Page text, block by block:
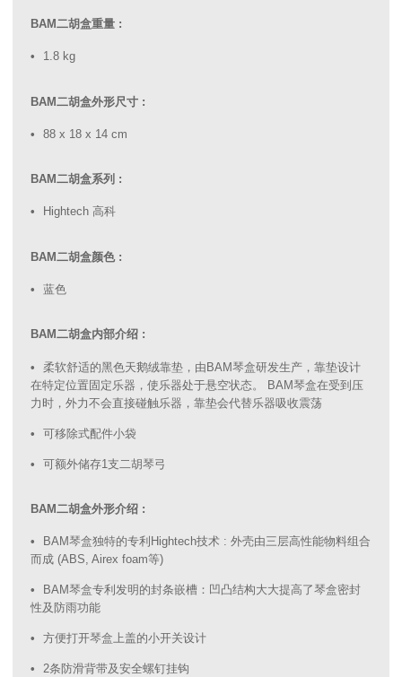
BAM二胡盒重量 :
1.8 kg
BAM二胡盒外形尺寸 :
88 x 18 x 14 cm
BAM二胡盒系列 :
Hightech 高科
BAM二胡盒颜色 :
蓝色
BAM二胡盒内部介绍 :
柔软舒适的黑色天鹅绒靠垫，由BAM琴盒研发生产，靠垫设计
在特定位置固定乐器，使乐器处于悬空状态。 BAM琴盒在受到压
力时，外力不会直接碰触乐器，靠垫会代替乐器吸收震荡
可移除式配件小袋
可额外储存1支二胡琴弓
BAM二胡盒外形介绍 :
BAM琴盒独特的专利Hightech技术 : 外壳由三层高性能物料组合
而成 (ABS, Airex foam等)
BAM琴盒专利发明的封条嵌槽：凹凸结构大大提高了琴盒密封
性及防雨功能
方便打开琴盒上盖的小开关设计
2条防滑背带及安全螺钉挂钩